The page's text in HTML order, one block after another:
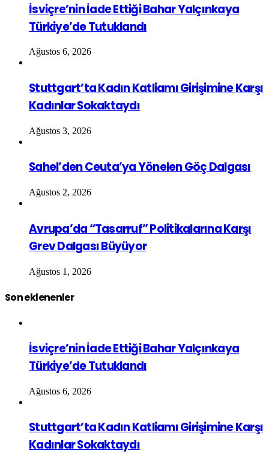
İsviçre’nin İade Ettiği Bahar Yalçınkaya
Türkiye’de Tutuklandı
Ağustos 6, 2026
Stuttgart’ta Kadın Katliamı Girişimine Karşı
Kadınlar Sokaktaydı
Ağustos 3, 2026
Sahel’den Ceuta’ya Yönelen Göç Dalgası
Ağustos 2, 2026
Avrupa’da “Tasarruf” Politikalarına Karşı
Grev Dalgası Büyüyor
Ağustos 1, 2026
Son eklenenler
İsviçre’nin İade Ettiği Bahar Yalçınkaya
Türkiye’de Tutuklandı
Ağustos 6, 2026
Stuttgart’ta Kadın Katliamı Girişimine Karşı
Kadınlar Sokaktaydı